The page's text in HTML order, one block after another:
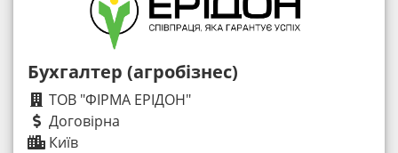
Бухгалтер (агробізнес)
ТОВ "ФІРМА ЕРІДОН"
Договірна
Київ